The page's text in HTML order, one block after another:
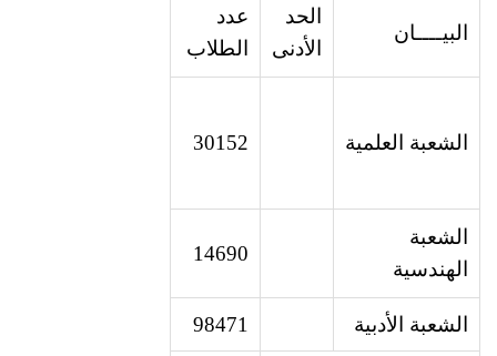
البيــــان
الحد
الأدنى
عدد
الطلاب
الشعبة العلمية 30152
الشعبة
الهندسية
14690
الشعبة الأدبية 98471